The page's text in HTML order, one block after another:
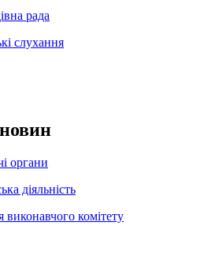
рада
слухання
органи
діяльність
виконавчого комітету